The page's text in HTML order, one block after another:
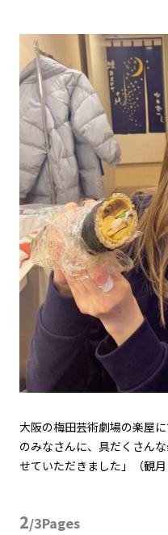
大阪の梅田芸術劇場の楽屋
のみなさんに、具だくさん
せていただきました」（観月
2/3Pages